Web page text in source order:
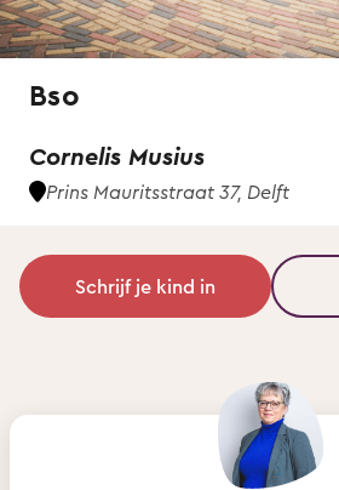
Bso
Cornelis Musius
Prins Mauritsstraat 37, Delft
Schrijf je kind in